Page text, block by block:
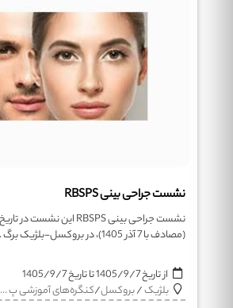
نشست جراحی بینی RBSPS
(مصادف با 7 آذر 1405)، در بروکسل-بلژیک برگ ...
از تاریخ1405/9/7تا تاریخ1405/9/7
بلژیک/بروکسل/کنگره‌های آموزشی پ ...